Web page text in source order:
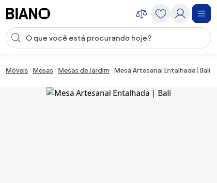
Entrada de pesquisa
Móveis Mesas Mesas de Jardim Mesa Artesanal Entalhada | Bali